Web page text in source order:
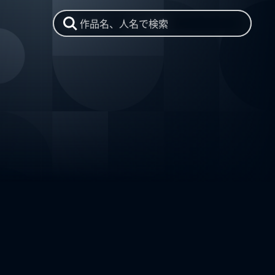
作品名、人名で検索